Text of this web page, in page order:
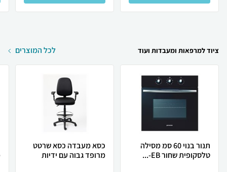
ציוד למרפאות ומעבדות ועוד לכל המוצרים
תנור בנוי 60 סמ מסילה
טלסקופית שחור EB-...
כסא מעבדה כסא שרטט
מרופד גבוה עם ידיות